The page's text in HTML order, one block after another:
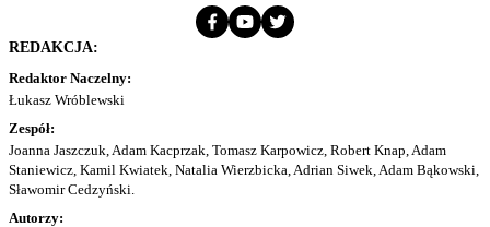
REDAKCJA:
Redaktor Naczelny:
Łukasz Wróblewski
Zespół:
Joanna Jaszczuk, Adam Kacprzak, Tomasz Karpowicz, Robert Knap, Adam
Staniewicz, Kamil Kwiatek, Natalia Wierzbicka, Adrian Siwek, Adam Bąkowski,
Sławomir Cedzyński.
Autorzy: